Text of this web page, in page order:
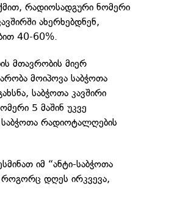
რადიოსადგური ნომერი
ახერხებდნენ,
40-60%.
მთავრობის მიერ
მოიპოვა საბჭოთა
საბჭოთა კავშირი
5 მაშინ უკვე
რადიოტალღების
იმ “ანტი-საბჭოთა
როგორც დღეს ირკვევა,